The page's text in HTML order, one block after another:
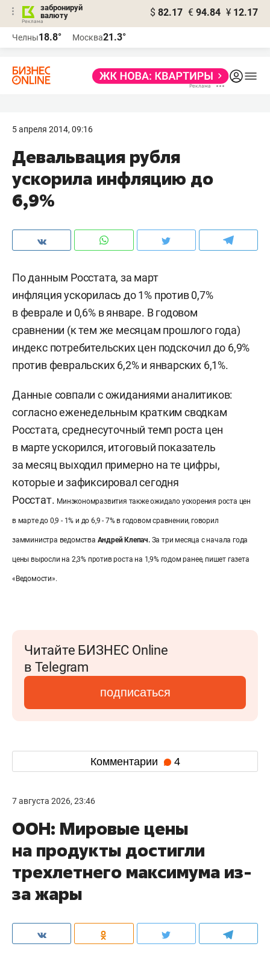
забронируй
валюту
$ 82.17 € 94.84 ¥ 12.17
Челны18.8° Москва21.3°
5 апреля 2014, 09:16
Девальвация рубля
ускорила инфляцию до
6,9%
По данным Росстата, за март
инфляция ускорилась до 1% против 0,7%
в феврале и 0,6% в январе. В годовом
сравнении (к тем же месяцам прошлого года)
индекс потребительских цен подскочил до 6,9%
против февральских 6,2% и январских 6,1%.
Данные совпали с ожиданиями аналитиков:
согласно еженедельным кратким сводкам
Росстата, среднесуточный темп роста цен
в марте ускорился, итоговый показатель
за месяц выходил примерно на те цифры,
которые и зафиксировал сегодня
Росстат. Минэкономразвития также ожидало ускорения роста цен
в марте до 0,9 - 1% и до 6,9 - 7% в годовом сравнении, говорил
замминистра ведомства Андрей Клепач.За три месяца с начала года
цены выросли на 2,3% против роста на 1,9% годом ранее, пишет газета
«Ведомости».
Читайте БИЗНЕС Online
в Telegram
подписаться
Комментарии 4
7 августа 2026, 23:46
ООН: Мировые цены
на продукты достигли
трехлетнего максимума из-
за жары